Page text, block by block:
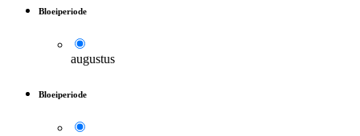
Bloeiperiode
augustus
Bloeiperiode